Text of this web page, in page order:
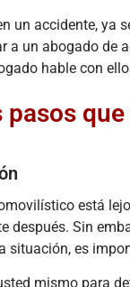
un accidente, ya
a un abogado de
hable con
pasos
está
después. Sin
situación, es
mismo para